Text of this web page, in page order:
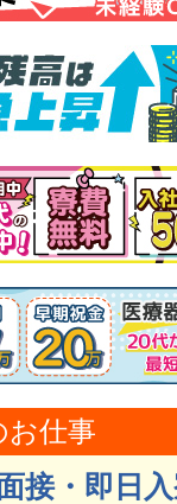
お仕事
面接・即日